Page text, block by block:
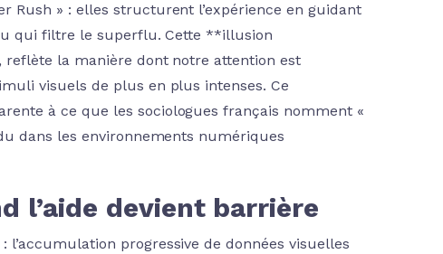
Rush » : elles structurent l’expérience en guidant
qui filtre le superflu. Cette **illusion
la manière dont notre attention est
visuels de plus en plus intenses. Ce
à ce que les sociologues français nomment «
dans les environnements numériques
l’aide devient barrière
progressive de données visuelles